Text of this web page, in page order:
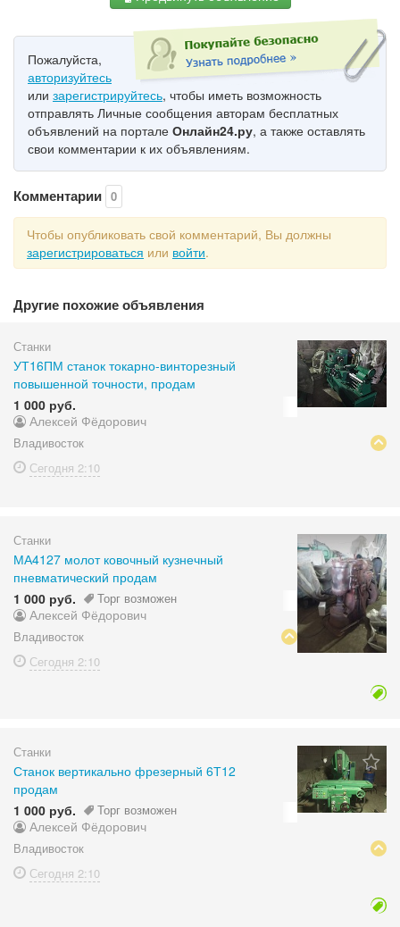
Пожалуйста,
авторизуйтесь
или зарегистрируйтесь, чтобы иметь возможность
отправлять Личные сообщения авторам бесплатных
объявлений на портале Онлайн24.ру, а также оставлять
свои комментарии к их объявлениям.
Комментарии 0
Чтобы опубликовать свой комментарий, Вы должны
зарегистрироваться или войти.
Другие похожие объявления
Станки
УТ16ПМ станок токарно-винторезный
повышенной точности, продам
1 000 руб.
Алексей Фёдорович
Владивосток
Сегодня 2:10
Станки
МА4127 молот ковочный кузнечный
пневматический продам
1 000 руб.
Торг возможен
Алексей Фёдорович
Владивосток
Сегодня 2:10
Станки
Станок вертикально фрезерный 6Т12
продам
1 000 руб.
Торг возможен
Алексей Фёдорович
Владивосток
Сегодня 2:10